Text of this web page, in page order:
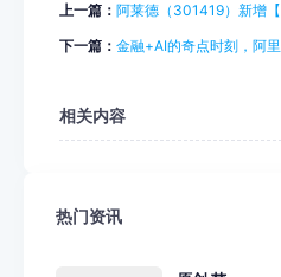
上一篇： 阿莱德（301419）新增
下一篇： 金融+AI的奇点时刻，阿里
相关内容
热门资讯